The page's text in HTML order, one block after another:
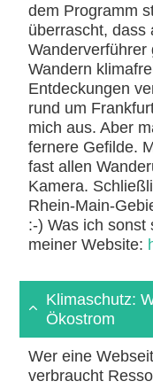
dem Programm
überrascht, dass
Wanderverführer
Wandern
Entdeckungen
rund um
mich aus. Aber
fernere Gefilde.
fast allen
Kamera.
Rhein-Main-
:-) Was ich sonst
meiner Website:
Klimaschutz:
Ökostrom
Wer eine
verbraucht